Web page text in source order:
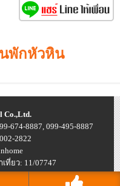
พักหัวหิน
Co.,Ltd.
674-8887, 099-495-8887
2822
ที่ยว: 11/07747
ราคาถูก